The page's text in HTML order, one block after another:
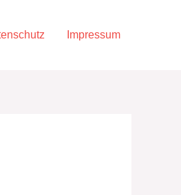
Impressum